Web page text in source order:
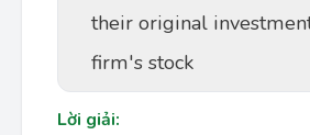
their original
firm's stock
Lời giải: